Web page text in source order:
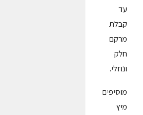
עד
קבלת
מרקם
חלק
ונוזלי.
מוסיפים
מיץ